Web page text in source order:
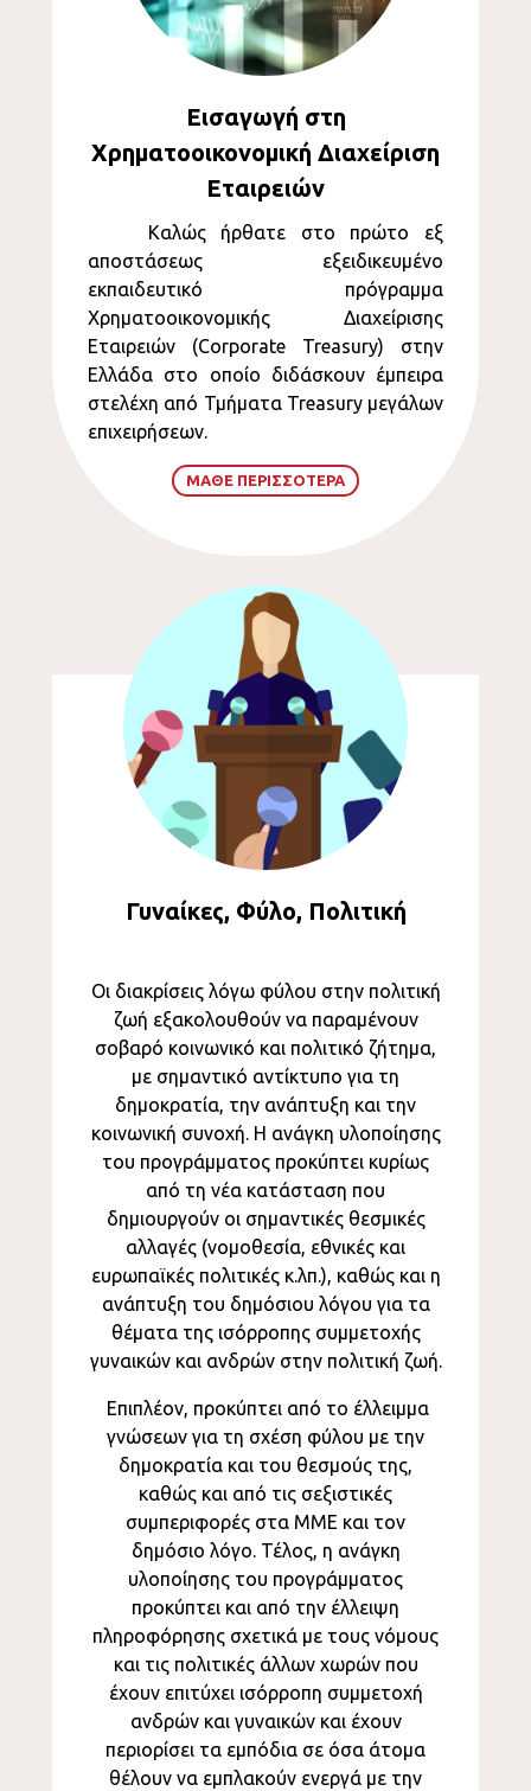
Εισαγωγή στη
Χρηματοοικονομική Διαχείριση
Εταιρειών
Καλώς ήρθατε στo πρώτο εξ
αποστάσεως εξειδικευμένο
εκπαιδευτικό πρόγραμμα
Χρηματοοικονομικής Διαχείρισης
Εταιρειών (Corporate Treasury) στην
Ελλάδα στο οποίο διδάσκουν έμπειρα
στελέχη από Τμήματα Treasuryμεγάλων
επιχειρήσεων.
ΜΑΘΕ ΠΕΡΙΣΣΟΤΕΡΑ
Γυναίκες, Φύλο, Πολιτική
Οι διακρίσεις λόγω φύλου στην πολιτική
ζωή εξακολουθούν να παραμένουν
σοβαρό κοινωνικό και πολιτικό ζήτημα,
με σημαντικό αντίκτυπο για τη
δημοκρατία, την ανάπτυξη και την
κοινωνική συνοχή. Η ανάγκη υλοποίησης
του προγράμματος προκύπτει κυρίως
από τη νέα κατάσταση που
δημιουργούν οι σημαντικές θεσμικές
αλλαγές (νομοθεσία, εθνικές και
ευρωπαϊκές πολιτικές κ.λπ.), καθώς και η
ανάπτυξη του δημόσιου λόγου για τα
θέματα της ισόρροπης συμμετοχής
γυναικών και ανδρών στην πολιτική ζωή.
Επιπλέον, προκύπτει από το έλλειμμα
γνώσεων για τη σχέση φύλου με την
δημοκρατία και του θεσμούς της,
καθώς και από τις σεξιστικές
συμπεριφορές στα ΜΜΕ και τον
δημόσιο λόγο. Τέλος, η ανάγκη
υλοποίησης του προγράμματος
προκύπτει και από την έλλειψη
πληροφόρησης σχετικά με τους νόμους
και τις πολιτικές άλλων χωρών που
έχουν επιτύχει ισόρροπη συμμετοχή
ανδρών και γυναικών και έχουν
περιορίσει τα εμπόδια σε όσα άτομα
θέλουν να εμπλακούν ενεργά με την